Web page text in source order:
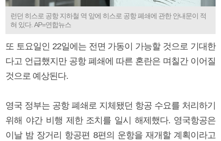
런던 히스로 공항 지하철 역 앞에 히스로 공항 폐쇄에 관한 안내문이 적
혀 있다. AP=연합뉴스
또 토요일인 22일에는 전면 가동이 가능할 것으로 기대한
다고 언급했지만 공항 폐쇄에 따른 혼란은 며칠간 이어질
것으로 예상된다.
영국 정부는 공항 폐쇄로 지체됐던 항공 수요를 처리하기
위해 야간 비행 제한 조치를 일시 해제했다. 영국항공은
이날 밤 장거리 항공편 8편의 운항을 재개할 계획이라고